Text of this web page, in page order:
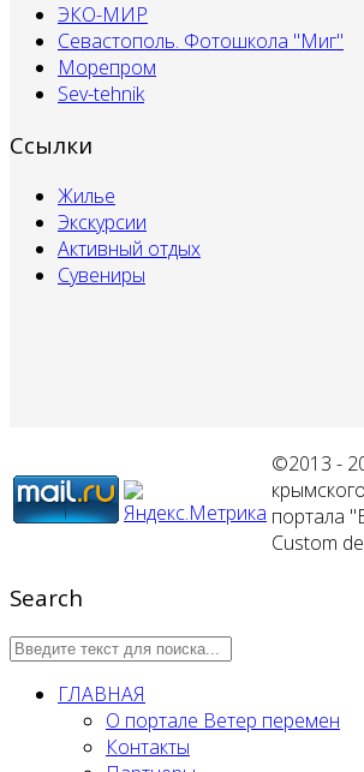
ЭКО-МИР
Севастополь. Фотошкола "Миг"
Морепром
Sev-tehnik
Ссылки
Жилье
Экскурсии
Активный отдых
Сувениры
©2013 -
портала
Custom
Search
ГЛАВНАЯ
О портале Ветер перемен
Контакты